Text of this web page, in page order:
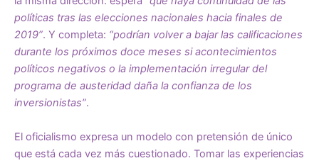
políticas tras las elecciones nacionales hacia finales de
2019”. Y completa: “podrían volver a bajar las calificaciones
durante los próximos doce meses si acontecimientos
políticos negativos o la implementación irregular del
programa de austeridad daña la confianza de los
inversionistas”.
El oficialismo expresa un modelo con pretensión de único
que está cada vez más cuestionado. Tomar las experiencias